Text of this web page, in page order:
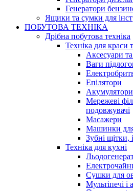
Генератори
Ящики та сумки для
ПОБУТОВА ТЕХНІКА
Дрібна побутова техніка
Техніка для краси
Аксесуари
Ваги
Епілятори
Мережеві
подовжувачі
Масажери
Машинки
Зубні щітки,
Техніка для кухні
Сушки для
Мультіпечі і